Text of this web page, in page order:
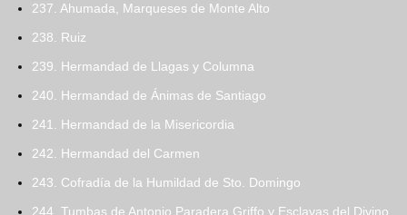
237. Ahumada, Marqueses de Monte Alto
238. Ruiz
239. Hermandad de Llagas y Columna
240. Hermandad de Ánimas de Santiago
241. Hermandad de la Misericordia
242. Hermandad del Carmen
243. Cofradía de la Humildad de Sto. Domingo
244. Tumbas de Antonio Paradera Griffo y Esclavas del Divino